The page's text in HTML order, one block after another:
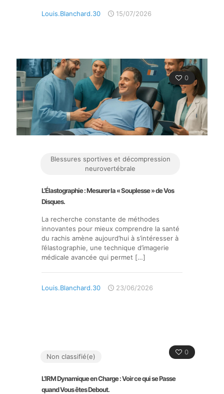
Louis.Blanchard.30 15/07/2026
0
Blessures sportives et décompression
neurovertébrale
L’Élastographie : Mesurer la « Souplesse » de Vos
Disques.
La recherche constante de méthodes
innovantes pour mieux comprendre la santé
du rachis amène aujourd’hui à s’intéresser à
l’élastographie, une technique d’imagerie
médicale avancée qui permet […]
Louis.Blanchard.30 23/06/2026
0
Non classifié(e)
L’IRM Dynamique en Charge : Voir ce qui se Passe
quand Vous êtes Debout.